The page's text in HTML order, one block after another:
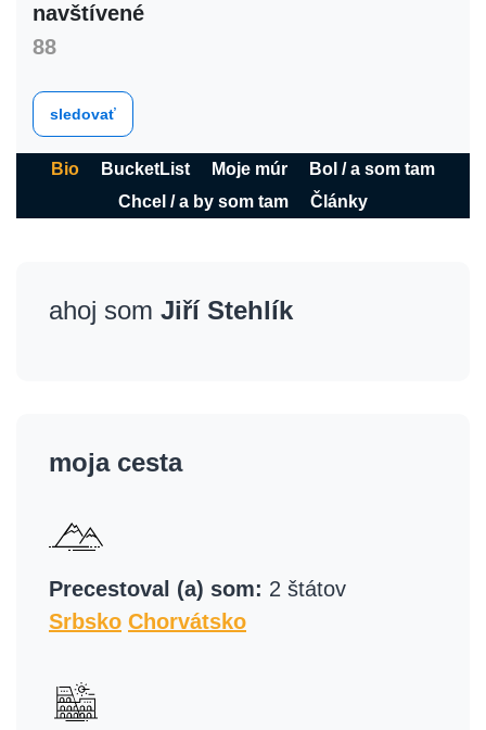
navštívené
88
sledovať
Bio BucketList Moje múr
Bol / a som tam
Chcel / a by som tam
Články
ahoj som Jiří Stehlík
moja cesta
Precestoval (a) som: 2 štátov
Srbsko Chorvátsko